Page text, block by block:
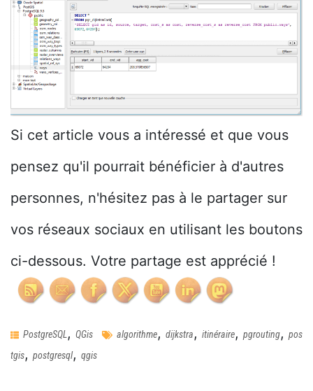
Si cet article vous a intéressé et que vous
pensez qu'il pourrait bénéficier à d'autres
personnes, n'hésitez pas à le partager sur
vos réseaux sociaux en utilisant les boutons
ci-dessous. Votre partage est apprécié !
PostgreSQL, QGis algorithme, dijkstra, itinéraire, pgrouting, pos
tgis, postgresql, qgis